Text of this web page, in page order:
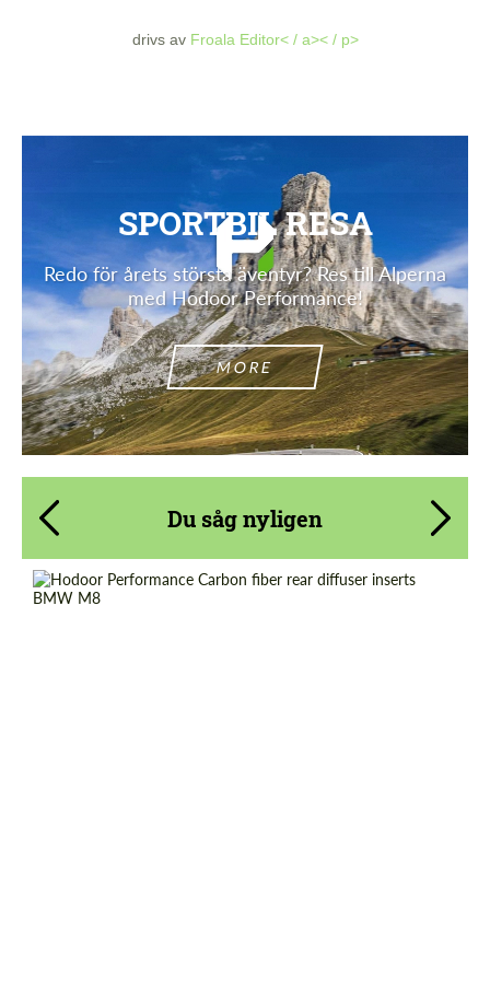
drivs av Froala Editor< / a>< / p>
SPORTBIL RESA
Redo för årets största äventyr? Res till Alperna
med Hodoor Performance!
MORE
Du såg nyligen